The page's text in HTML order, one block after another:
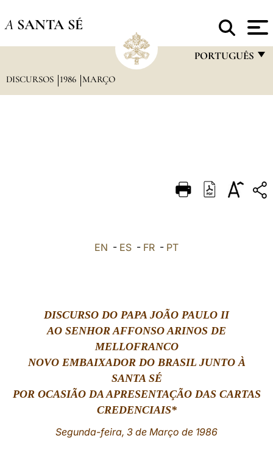
A SANTA SÉ
PORTUGUÊS
DEUTSCH
DISCURSOS 1986 MARÇO
EN - ES - FR - PT
DISCURSO DO PAPA JOÃO PAULO II
AO SENHOR AFFONSO ARINOS DE
MELLOFRANCO
NOVO EMBAIXADOR DO BRASIL JUNTO À
SANTA SÉ
POR OCASIÃO DA APRESENTAÇÃO DAS CARTAS
CREDENCIAIS*
Segunda-feira, 3 de Março de 1986